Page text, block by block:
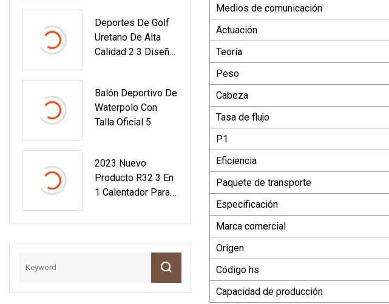
Plástico Hogar
Entrenamiento
Resistente En
Amarillo Azul Verde
Pelota De Golf
Accesorios De Golf
Deportes De Golf
Uretano De Alta
Calidad 2 3 Diseño
Balón Deportivo De
Waterpolo Con
Talla Oficial 5
2023 Nuevo
Producto R32 3 En
1 Calentador Para
Caliente
Aire Calefacción
Por Suelo Radiante
Medios de comunicación
Actuación
Teoría
Peso
Cabeza
Tasa de flujo
P1
Eficiencia
Paquete de transporte
Especificación
Marca comercial
Origen
Código hs
Capacidad de producción